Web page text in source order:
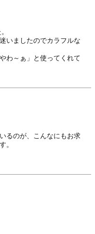
いましたのでカラフルな
わ～ぁ」と使ってくれて
るのが、こんなにもお求
。